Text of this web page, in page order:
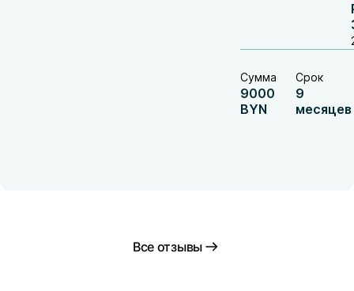
Сумма
9000
BYN
Срок
9
месяцев
Все отзывы